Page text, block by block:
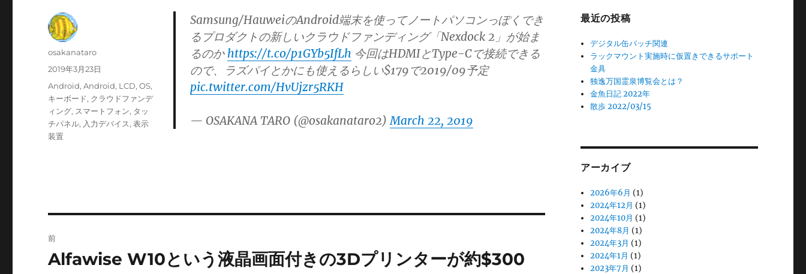
Samsung/HauweiのAndroid端末を使ってノートパソコンっぽくでき
るプロダクトの新しいクラウドファンディング「Nexdock 2」が始ま
るのか https://t.co/p1GYb5IfLh 今回はHDMIとType-Cで接続できる
ので、ラズパイとかにも使えるらしい$179で2019/09予定
pic.twitter.com/HvUjzr5RKH
— OSAKANA TARO (@osakanataro2)March 22, 2019
投
osakanataro
投
日:
2019年3月23日
カ
テ
ゴ
リ
ー
Android,Android, LCD,OS,
キーボード, クラウドファンデ
ィング, スマートフォン, タッ
チパネル, 入力デバイス,表示
装置
稿
前
前
Alfawise W10という液晶画面付きの3Dプリンターが約$300
最近の投稿
デジタル缶バッチ関連
ラックマウント実施時に仮置きできるサポート
金具
独逸万国霊泉博覧会とは？
金魚日記 2022年
散歩 2022/03/15
アーカイブ
2026年6月 (1)
2024年12月 (1)
2024年10月 (1)
2024年8月 (1)
2024年3月 (1)
2024年1月 (1)
2023年7月 (1)